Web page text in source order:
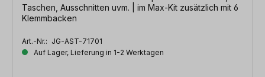
Taschen, Ausschnitten uvm. | im Max-Kit zusätzlich mit 6
Klemmbacken
Art.-Nr.: JG-AST-71701
Auf Lager, Lieferung in 1-2 Werktagen